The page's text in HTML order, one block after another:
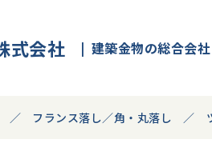
式会社 建築金物の総合会社
フランス落し／角・丸落し